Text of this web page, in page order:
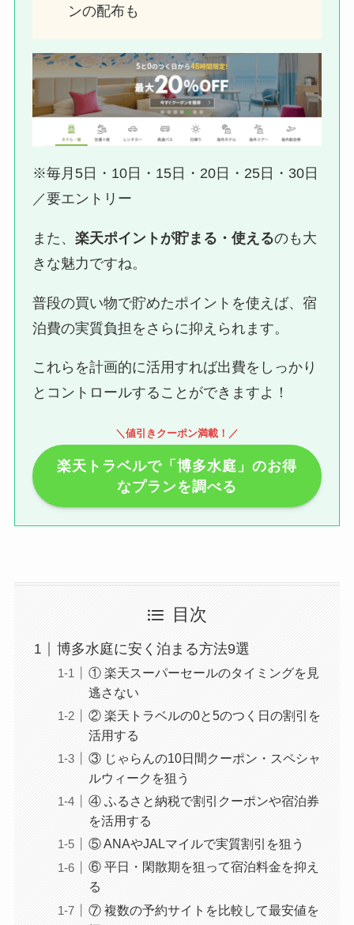
ンの配布も
※毎月5日・10日・15日・20日・25日・30日
／要エントリー
また、楽天ポイントが貯まる・使えるのも大
きな魅力ですね。
普段の買い物で貯めたポイントを使えば、宿
泊費の実質負担をさらに抑えられます。
これらを計画的に活用すれば出費をしっかり
とコントロールすることができますよ！
＼値引きクーポン満載！／
楽天トラベルで「博多水庭」のお得
なプランを調べる
目次
博多水庭に安く泊まる方法9選
① 楽天スーパーセールのタイミングを見
逃さない
② 楽天トラベルの0と5のつく日の割引を
活用する
③ じゃらんの10日間クーポン・スペシャ
ルウィークを狙う
④ ふるさと納税で割引クーポンや宿泊券
を活用する
⑤ ANAやJALマイルで実質割引を狙う
⑥ 平日・閑散期を狙って宿泊料金を抑え
る
⑦ 複数の予約サイトを比較して最安値を